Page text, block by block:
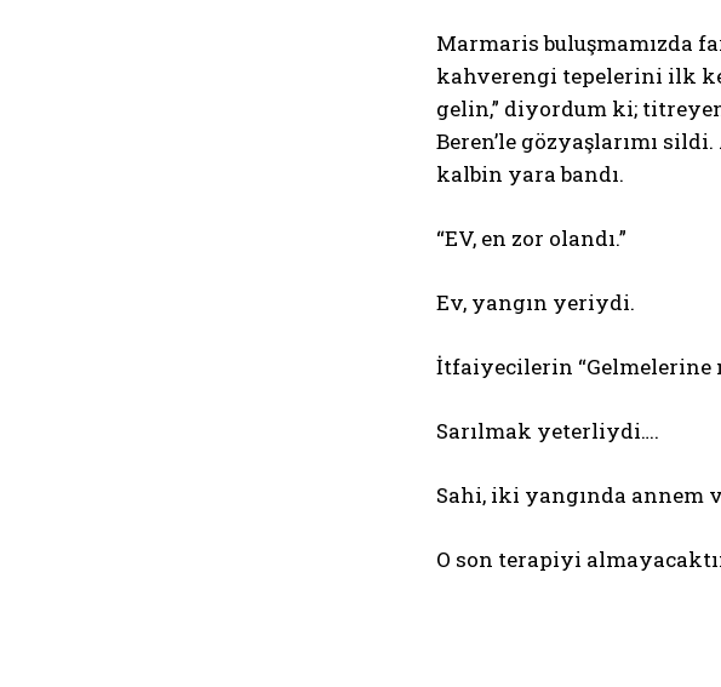
Marmaris buluşmamızda
kahverengi tepelerini ilk
gelin,” diyordum ki;
Beren’le gözyaşlarımı
kalbin yara bandı.
“EV, en zor olandı.”
Ev, yangın yeriydi.
İtfaiyecilerin “Gelmelerine
Sarılmak yeterliydi….
Sahi, iki yangında annem
O son terapiyi